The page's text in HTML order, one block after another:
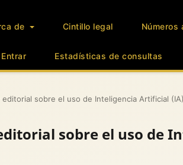
de Cintillo legal Números
Entrar Estadísticas de consultas
editorial sobre el uso de Inteligencia Artificial (IA)
sobre el uso de